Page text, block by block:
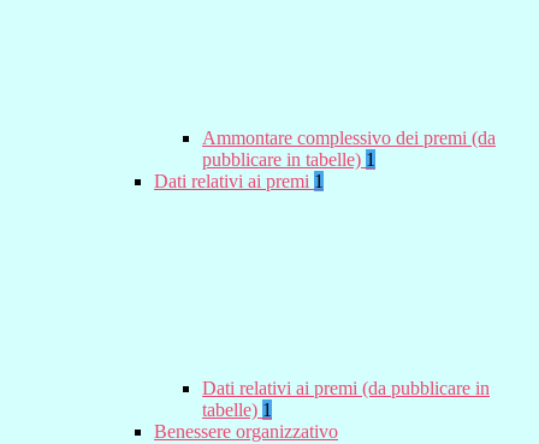
Ammontare complessivo dei premi (da
pubblicare in tabelle) 1
Dati relativi ai premi 1
Dati relativi ai premi (da pubblicare in
tabelle) 1
Benessere organizzativo